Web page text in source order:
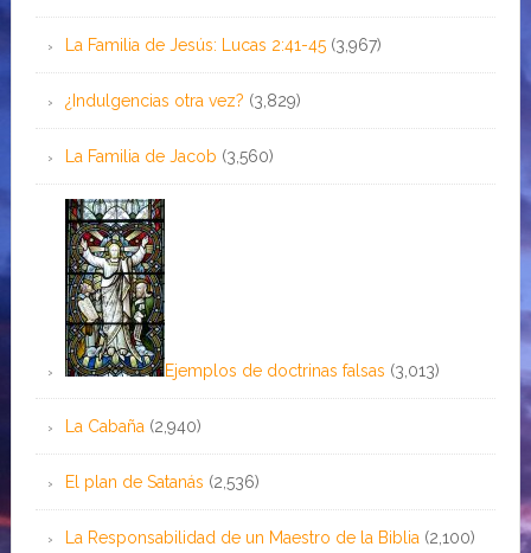
La Familia de Jesús: Lucas 2:41-45 (3,967)
¿Indulgencias otra vez? (3,829)
La Familia de Jacob (3,560)
Ejemplos de doctrinas falsas (3,013)
La Cabaña (2,940)
El plan de Satanás (2,536)
La Responsabilidad de un Maestro de la Biblia (2,100)